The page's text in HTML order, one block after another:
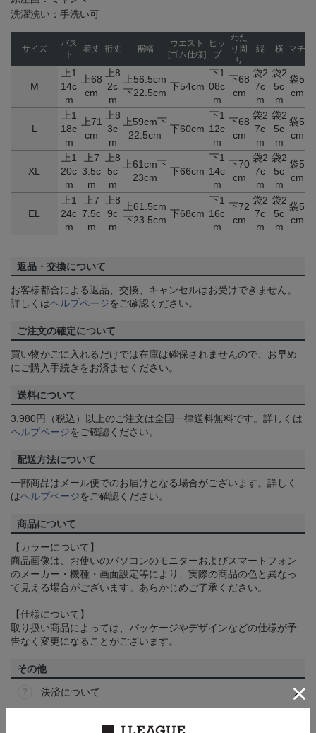
洗濯洗い：手洗い可
サイズ
バス
ト
着丈 裄丈 裾幅
ウエスト
[ゴム仕様]
ヒッ
プ
わた
り周
り
縦 横 マチ
M
上1
14c
m
上68
cm
上8
2c
m
上56.5cm
下22.5cm
下54cm
下1
08c
m
下68
cm
袋2
7c
m
袋2
5c
m
袋5
cm
L
上1
18c
m
上71
cm
上8
3c
m
上59cm下
22.5cm
下60cm
下1
12c
m
下68
cm
袋2
7c
m
袋2
5c
m
袋5
cm
XL
上1
20c
m
上7
3.5c
m
上8
5c
m
上61cm下
23cm
下66cm
下1
14c
m
下70
cm
袋2
7c
m
袋2
5c
m
袋5
cm
EL
上1
24c
m
上7
7.5c
m
上8
9c
m
上61.5cm
下23.5cm
下68cm
下1
16c
m
下72
cm
袋2
7c
m
袋2
5c
m
袋5
cm
返品・交換について
お客様都合による返品、交換、キャンセルはお受けできません。
詳しくはヘルプページをご確認ください。
ご注文の確定について
買い物かごに入れるだけでは在庫は確保されませんので、お早め
にご購入手続きをお済ませください。
送料について
3,980円（税込）以上のご注文は全国一律送料無料です。詳しくは
ヘルプページをご確認ください。
配送方法について
一部商品はメール便でのお届けとなる場合がございます。詳しく
はヘルプページをご確認ください。
商品について
【カラーについて】
商品画像は、お使いのパソコンのモニターおよびスマートフォン
のメーカー・機種・画面設定等により、実際の商品の色と異なっ
て見える場合がございます。あらかじめご了承ください。
【仕様について】
取り扱い商品によっては、パッケージやデザインなどの仕様が予
告なく変更になることがございます。
その他
決済について